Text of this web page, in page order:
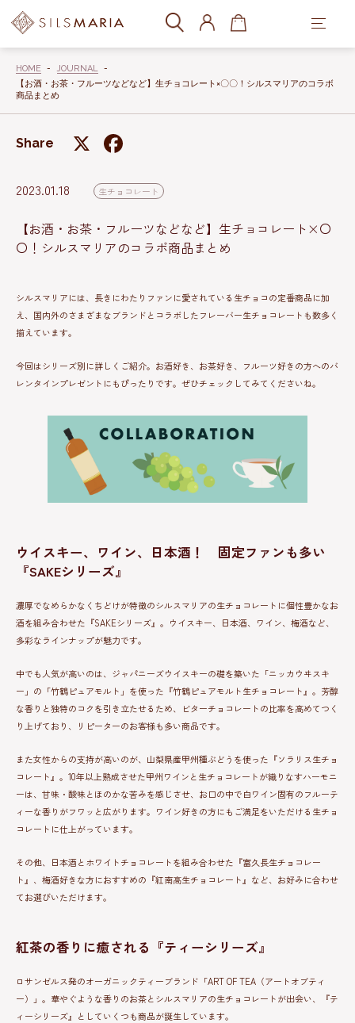
HOME
JOURNAL
【お酒・お茶・フルーツなどなど】生チョコレート×〇〇！シルスマリアのコラボ
商品まとめ
Share
2023.01.18 生チョコレート
【お酒・お茶・フルーツなどなど】生チョコレート×〇
〇！シルスマリアのコラボ商品まとめ
シルスマリアには、長きにわたりファンに愛されている生チョコの定番商品に加
え、国内外のさまざまなブランドとコラボしたフレーバー生チョコレートも数多く
揃えています。
今回はシリーズ別に詳しくご紹介。お酒好き、お茶好き、フルーツ好きの方へのバ
レンタインプレゼントにもぴったりです。ぜひチェックしてみてくださいね。
ウイスキー、ワイン、日本酒！ 固定ファンも多い
『SAKEシリーズ』
濃厚でなめらかなくちどけが特徴のシルスマリアの生チョコレートに個性豊かなお
酒を組み合わせた『SAKEシリーズ』。ウイスキー、日本酒、ワイン、梅酒など、
多彩なラインナップが魅力です。
中でも人気が高いのは、ジャパニーズウイスキーの礎を築いた「ニッカウヰスキ
ー」の「竹鶴ピュアモルト」を使った『竹鶴ピュアモルト生チョコレート』。芳醇
な香りと独特のコクを引き立たせるため、ビターチョコレートの比率を高めてつく
り上げており、リピーターのお客様も多い商品です。
また女性からの支持が高いのが、山梨県産甲州種ぶどうを使った『ソラリス生チョ
コレート』。10年以上熟成させた甲州ワインと生チョコレートが織りなすハーモニ
ーは、甘味・酸味とほのかな苦みを感じさせ、お口の中で白ワイン固有のフルーテ
ィーな香りがフワッと広がります。ワイン好きの方にもご満足をいただける生チョ
コレートに仕上がっています。
その他、日本酒とホワイトチョコレートを組み合わせた『富久長生チョコレー
ト』、梅酒好きな方におすすめの『紅南高生チョコレート』など、お好みに合わせ
てお選びいただけます。
紅茶の香りに癒される『ティーシリーズ』
ロサンゼルス発のオーガニックティーブランド「ART OF TEA（アートオブティ
ー）」。華やぐような香りのお茶とシルスマリアの生チョコレートが出会い、『テ
ィーシリーズ』としていくつも商品が誕生しています。